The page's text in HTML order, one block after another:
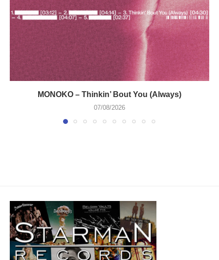
MONOKO – Thinkin’ Bout You (Always)
07/08/2026